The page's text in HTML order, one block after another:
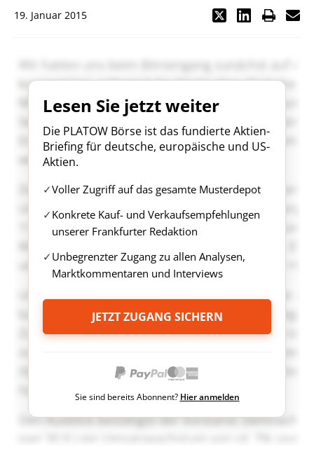
19. Januar 2015
Lesen Sie jetzt weiter
Die PLATOW Börse ist das fundierte Aktien-
Briefing für deutsche, europäische und US-
Aktien.
Voller Zugriff auf das gesamte Musterdepot
Konkrete Kauf- und Verkaufsempfehlungen
unserer Frankfurter Redaktion
Unbegrenzter Zugang zu allen Analysen,
Marktkommentaren und Interviews
JETZT ZUGANG SICHERN
Sie sind bereits Abonnent? Hier anmelden